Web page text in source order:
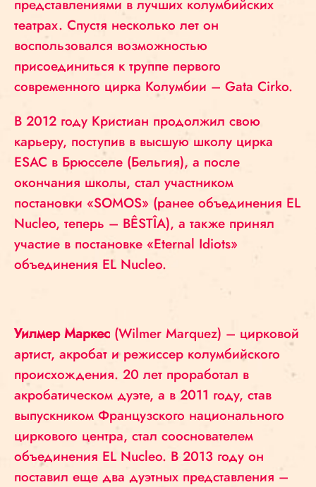
представлениями в лучших колумбийских
театрах. Спустя несколько лет он
воспользовался возможностью
присоединиться к труппе первого
современного цирка Колумбии – Gata Cirko.
В 2012 году Кристиан продолжил свою
карьеру, поступив в высшую школу цирка
ESAC в Брюсселе (Бельгия), а после
окончания школы, стал участником
постановки «SOMOS» (ранее объединения EL
Nucleo, теперь – BÊSTÎA), а также принял
участие в постановке «Eternal Idiots»
объединения EL Nucleo.
Уилмер Маркес (Wilmer Marquez) – цирковой
артист, акробат и режиссер колумбийского
происхождения. 20 лет проработал в
акробатическом дуэте, а в 2011 году, став
выпускником Французского национального
циркового центра, стал сооснователем
объединения EL Nucleo. В 2013 году он
поставил еще два дуэтных представления –